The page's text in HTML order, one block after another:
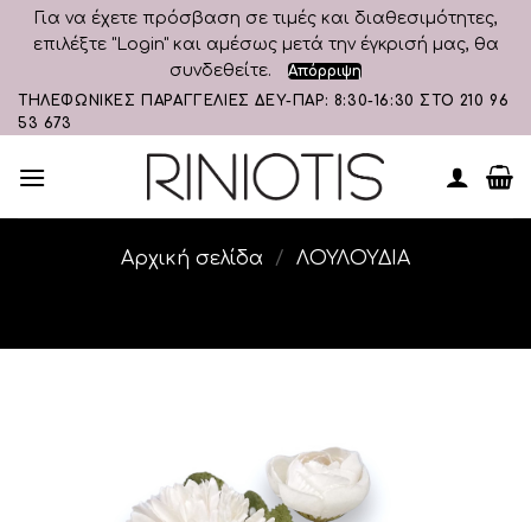
Για να έχετε πρόσβαση σε τιμές και διαθεσιμότητες,
επιλέξτε "Login" και αμέσως μετά την έγκρισή μας, θα
συνδεθείτε.
Απόρριψη
Skip
to
ΤΗΛΕΦΩΝΙΚΕΣ ΠΑΡΑΓΓΕΛΙΕΣ ΔΕΥ-ΠΑΡ: 8:30-16:30 ΣΤΟ 210 96
53 673
Αρχική σελίδα / ΛΟΥΛΟΥΔΙΑ